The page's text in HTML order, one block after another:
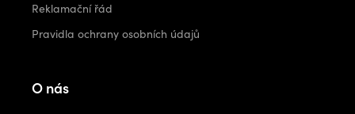
Reklamační řád
Pravidla ochrany osobních údajů
O nás